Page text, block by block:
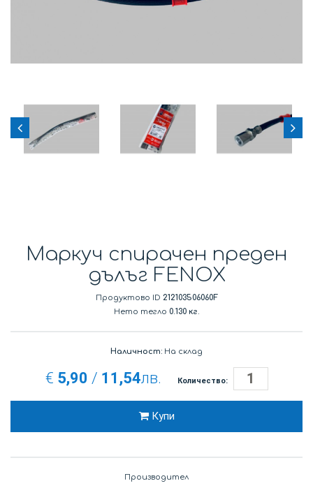
Маркуч спирачен преден
дълъг FENOX
Продуктово ID 212103506060F
Нето тегло 0.130 кг.
Наличност: На склад
€ 5,90 / 11,54лв. Количество:
Купи
Производител